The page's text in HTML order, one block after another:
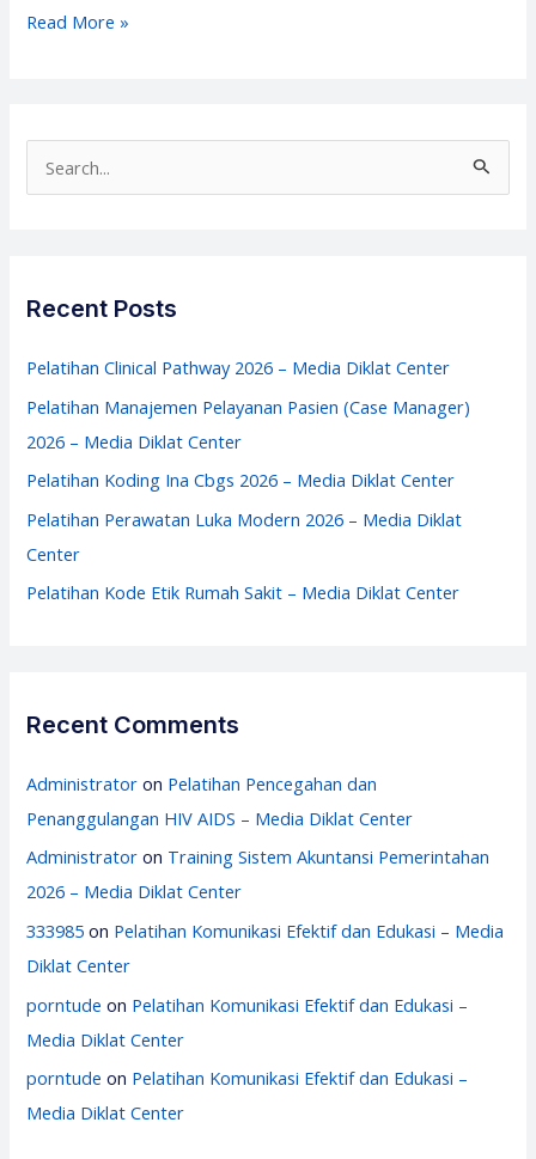
Pelatihan
Read More »
e
f
o
r
Recent Posts
Pelatihan Clinical Pathway 2026 – Media Diklat Center
Pelatihan Manajemen Pelayanan Pasien (Case Manager)
2026 – Media Diklat Center
Pelatihan Koding Ina Cbgs 2026 – Media Diklat Center
Pelatihan Perawatan Luka Modern 2026 – Media Diklat
Center
Pelatihan Kode Etik Rumah Sakit – Media Diklat Center
Recent Comments
Administrator on Pelatihan Pencegahan dan
Penanggulangan HIV AIDS – Media Diklat Center
Administrator on Training Sistem Akuntansi Pemerintahan
2026 – Media Diklat Center
333985 on Pelatihan Komunikasi Efektif dan Edukasi – Media
Diklat Center
porntude on Pelatihan Komunikasi Efektif dan Edukasi –
Media Diklat Center
porntude on Pelatihan Komunikasi Efektif dan Edukasi –
Media Diklat Center